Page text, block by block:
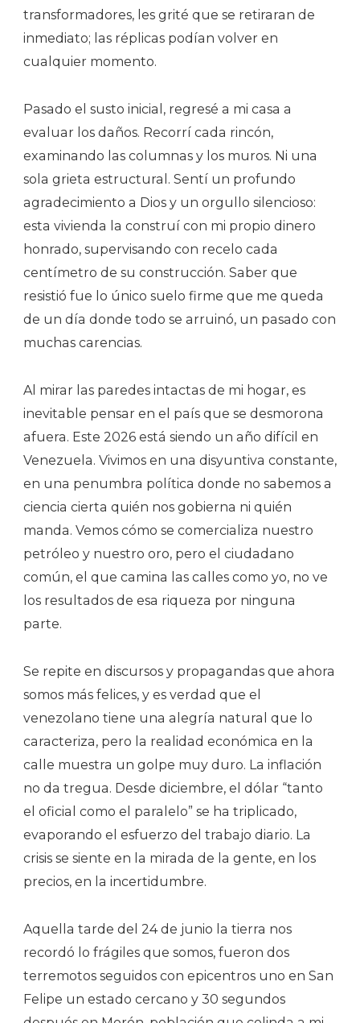
transformadores, les grité que se retiraran de
inmediato; las réplicas podían volver en
cualquier momento.
Pasado el susto inicial, regresé a mi casa a
evaluar los daños. Recorrí cada rincón,
examinando las columnas y los muros. Ni una
sola grieta estructural. Sentí un profundo
agradecimiento a Dios y un orgullo silencioso:
esta vivienda la construí con mi propio dinero
honrado, supervisando con recelo cada
centímetro de su construcción. Saber que
resistió fue lo único suelo firme que me queda
de un día donde todo se arruinó, un pasado con
muchas carencias.
Al mirar las paredes intactas de mi hogar, es
inevitable pensar en el país que se desmorona
afuera. Este 2026 está siendo un año difícil en
Venezuela. Vivimos en una disyuntiva constante,
en una penumbra política donde no sabemos a
ciencia cierta quién nos gobierna ni quién
manda. Vemos cómo se comercializa nuestro
petróleo y nuestro oro, pero el ciudadano
común, el que camina las calles como yo, no ve
los resultados de esa riqueza por ninguna
parte.
Se repite en discursos y propagandas que ahora
somos más felices, y es verdad que el
venezolano tiene una alegría natural que lo
caracteriza, pero la realidad económica en la
calle muestra un golpe muy duro. La inflación
no da tregua. Desde diciembre, el dólar “tanto
el oficial como el paralelo” se ha triplicado,
evaporando el esfuerzo del trabajo diario. La
crisis se siente en la mirada de la gente, en los
precios, en la incertidumbre.
Aquella tarde del 24 de junio la tierra nos
recordó lo frágiles que somos, fueron dos
terremotos seguidos con epicentros uno en San
Felipe un estado cercano y 30 segundos